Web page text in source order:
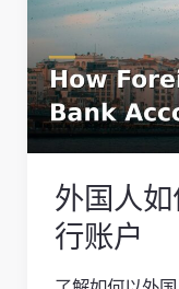
外国人
行账户
如
何
在
土
耳
开
立
银
行